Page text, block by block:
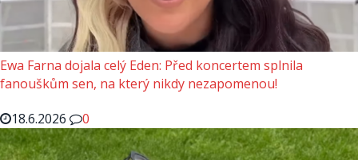
Ewa Farna dojala celý Eden: Před koncertem splnila
fanouškům sen, na který nikdy nezapomenou!
18.6.2026
0